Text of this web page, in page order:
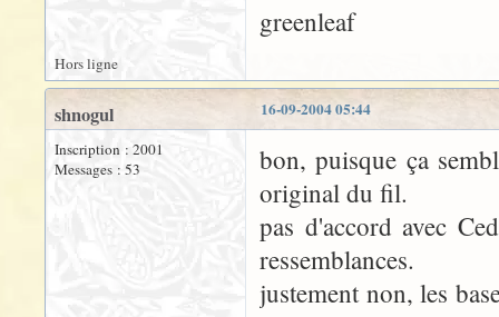
greenleaf
Hors ligne
16-09-2004 05:44
shnogul
Inscription : 2001
Messages : 53
bon, puisque ça
original du fil.
pas d'accord avec
ressemblances.
justement non, les